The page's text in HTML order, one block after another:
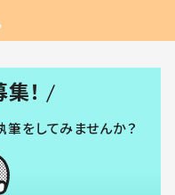
！
筆をしてみませんか？